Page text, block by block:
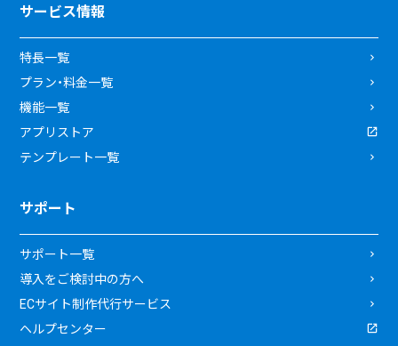
サービス情報
特長一覧
プラン・料金一覧
機能一覧
アプリストア
テンプレート一覧
サポート
サポート一覧
導入をご検討中の方へ
ECサイト制作代行サービス
ヘルプセンター